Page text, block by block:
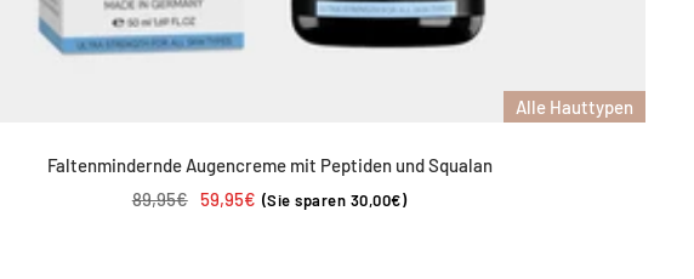
Alle Hauttypen
Faltenmindernde Augencreme mit Peptiden und Squalan
Angebotspreis
59,95€
Regulärer
89,95€ (Sie sparen 30,00€)